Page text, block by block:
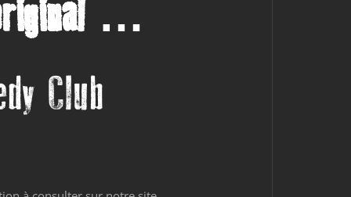
…
Club